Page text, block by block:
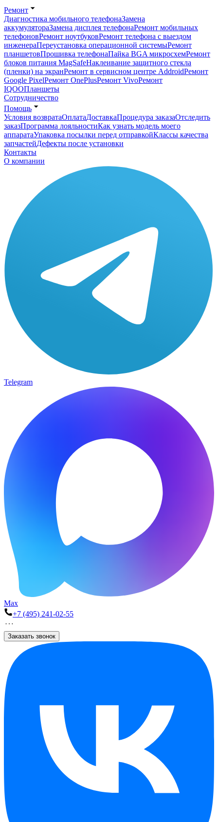
Ремонт
Диагностика мобильного телефонаЗамена
аккумулятораЗамена дисплея телефонаРемонт мобильных
телефоновРемонт ноутбуковРемонт телефона с выездом
инженераПереустановка операционной системыРемонт
планшетовПрошивка телефонаПайка BGA микросхемРемонт
блоков питания MagSafeНаклеивание защитного стекла
(пленки) на экранРемонт в сервисном центре AddroidРемонт
Google PixelРемонт OnePlusРемонт VivoРемонт
IQOOПланшеты
Сотрудничество
Помощь
Условия возвратаОплатаДоставкаПроцедура заказаОтследить
заказПрограмма лояльностиКак узнать модель моего
аппаратаУпаковка посылки перед отправкойКлассы качества
запчастейДефекты после установки
Контакты
О компании
Telegram
Max
+7 (495) 241-02-55
Заказать звонок